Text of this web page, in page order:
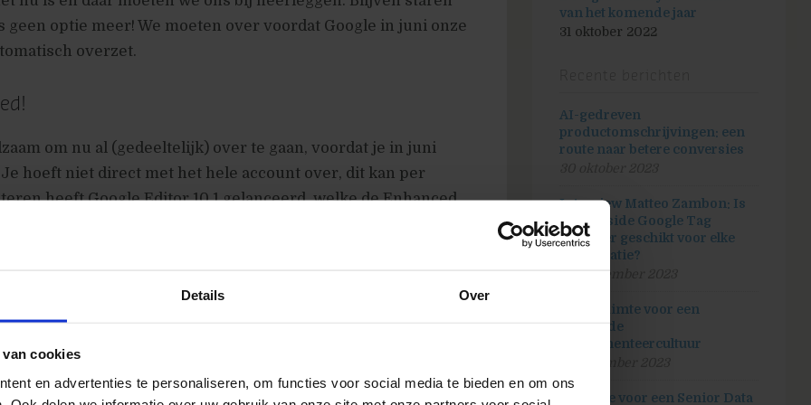
Details Over
cookies
en advertenties te personaliseren, om functies voor social media te bieden en om ons
geen optie meer! We moeten over voordat Google in juni onze
overzet.
om nu al (gedeeltelijk) over te gaan, voordat je in juni
hoeft niet direct met het hele account over, dit kan per
heeft Google Editor 10.1 gelanceerd, welke de Enhanced
niet en heeft een upgrade guide
gepubliceerd met
van het komende jaar
31 oktober 2022
AI-gedreven
productomschrijvingen: een
route naar betere conversies
Interview Matteo Zambon: Is
server-side Google Tag
Manager geschikt voor elke
organisatie?
Maak ruimte voor een
bloeiende
experimenteercultuur
Vacature voor een Senior Data